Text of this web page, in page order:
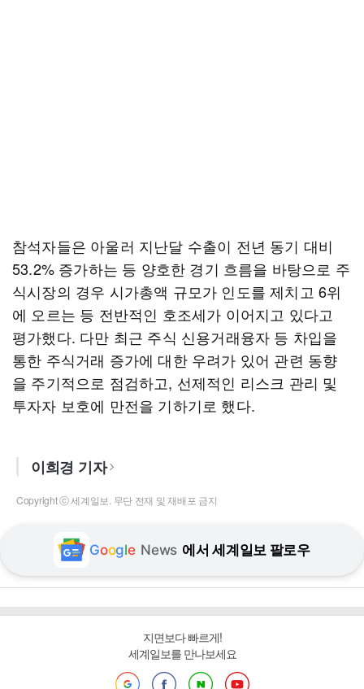
참석자들은 아울러 지난달 수출이 전년 동기 대비
53.2% 증가하는 등 양호한 경기 흐름을 바탕으로 주
식시장의 경우 시가총액 규모가 인도를 제치고 6위
에 오르는 등 전반적인 호조세가 이어지고 있다고
평가했다. 다만 최근 주식 신용거래융자 등 차입을
통한 주식거래 증가에 대한 우려가 있어 관련 동향
을 주기적으로 점검하고, 선제적인 리스크 관리 및
투자자 보호에 만전을 기하기로 했다.
이희경 기자
Copyright ⓒ 세계일보. 무단 전재 및 재배포 금지
Google News 에서 세계일보 팔로우
지면보다 빠르게!
세계일보를 만나보세요